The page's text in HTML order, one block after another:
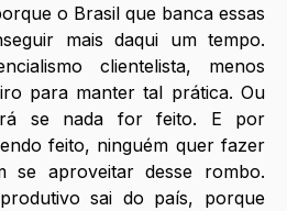
o Brasil que banca essas
mais daqui um tempo.
clientelista, menos
para manter tal prática. Ou
se nada for feito. E por
feito, ninguém quer fazer
se aproveitar desse rombo.
sai do país, porque